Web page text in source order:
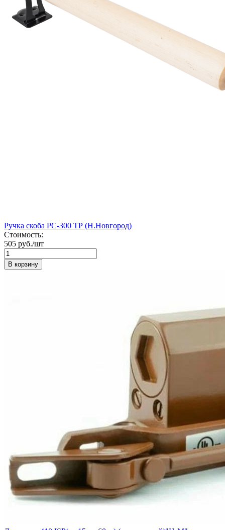
Ручка скоба РС-300 ТР (Н.Новгород)
Стоимость:
505 руб./шт
В корзину